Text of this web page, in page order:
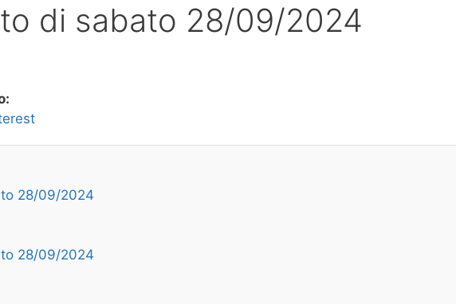
di sabato 28/09/2024
28/09/2024
28/09/2024